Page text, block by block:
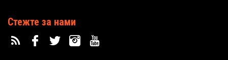
Стежте за нами